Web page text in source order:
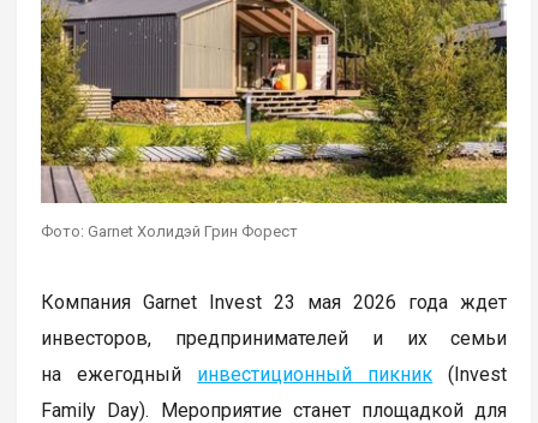
Фото: Garnet Холидэй Грин Форест
Компания Garnet Invest 23 мая 2026 года ждет
инвесторов, предпринимателей и их семьи
на ежегодный инвестиционный пикник (Invest
Family Day). Мероприятие станет площадкой для